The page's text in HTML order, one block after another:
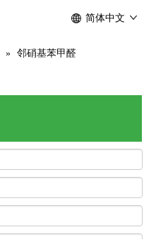
简体中文
» 邻硝基苯甲醛